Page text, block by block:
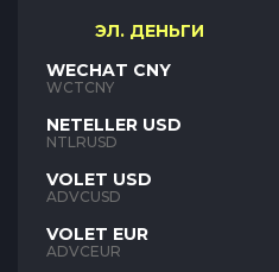
ЭЛ. ДЕНЬГИ
WECHAT CNY
WCTCNY
NETELLER USD
NTLRUSD
VOLET USD
ADVCUSD
VOLET EUR
ADVCEUR